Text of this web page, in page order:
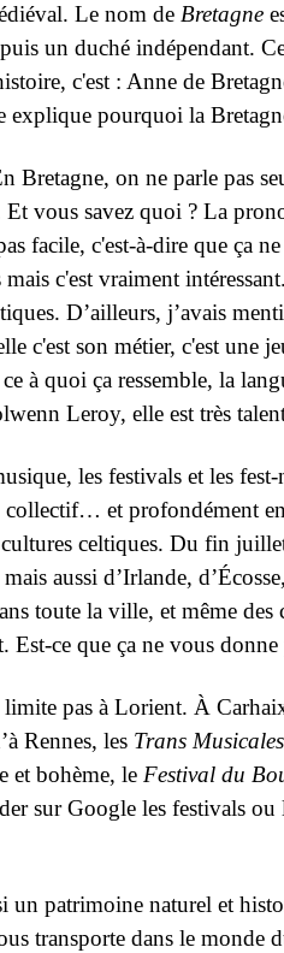
Le nom de Bretagne
un duché indépendant.
c'est : Anne de
explique pourquoi la
Bretagne, on ne parle pas
Et vous savez quoi ? La
facile, c'est-à-dire que ça
mais c'est vraiment
D’ailleurs, j’avais
c'est son métier, c'est une
à quoi ça ressemble, la
Leroy, elle est très
les festivals et les
et profondément
celtiques. Du fin
aussi d’Irlande,
toute la ville, et même
Est-ce que ça ne vous
limite pas à Lorient. À
Rennes, les Trans Musicales
et bohème, le Festival du
sur Google les festivals
un patrimoine naturel et
transporte dans le monde